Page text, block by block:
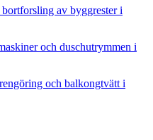
av byggrester i
och duschutrymmen i
och balkongtvätt i